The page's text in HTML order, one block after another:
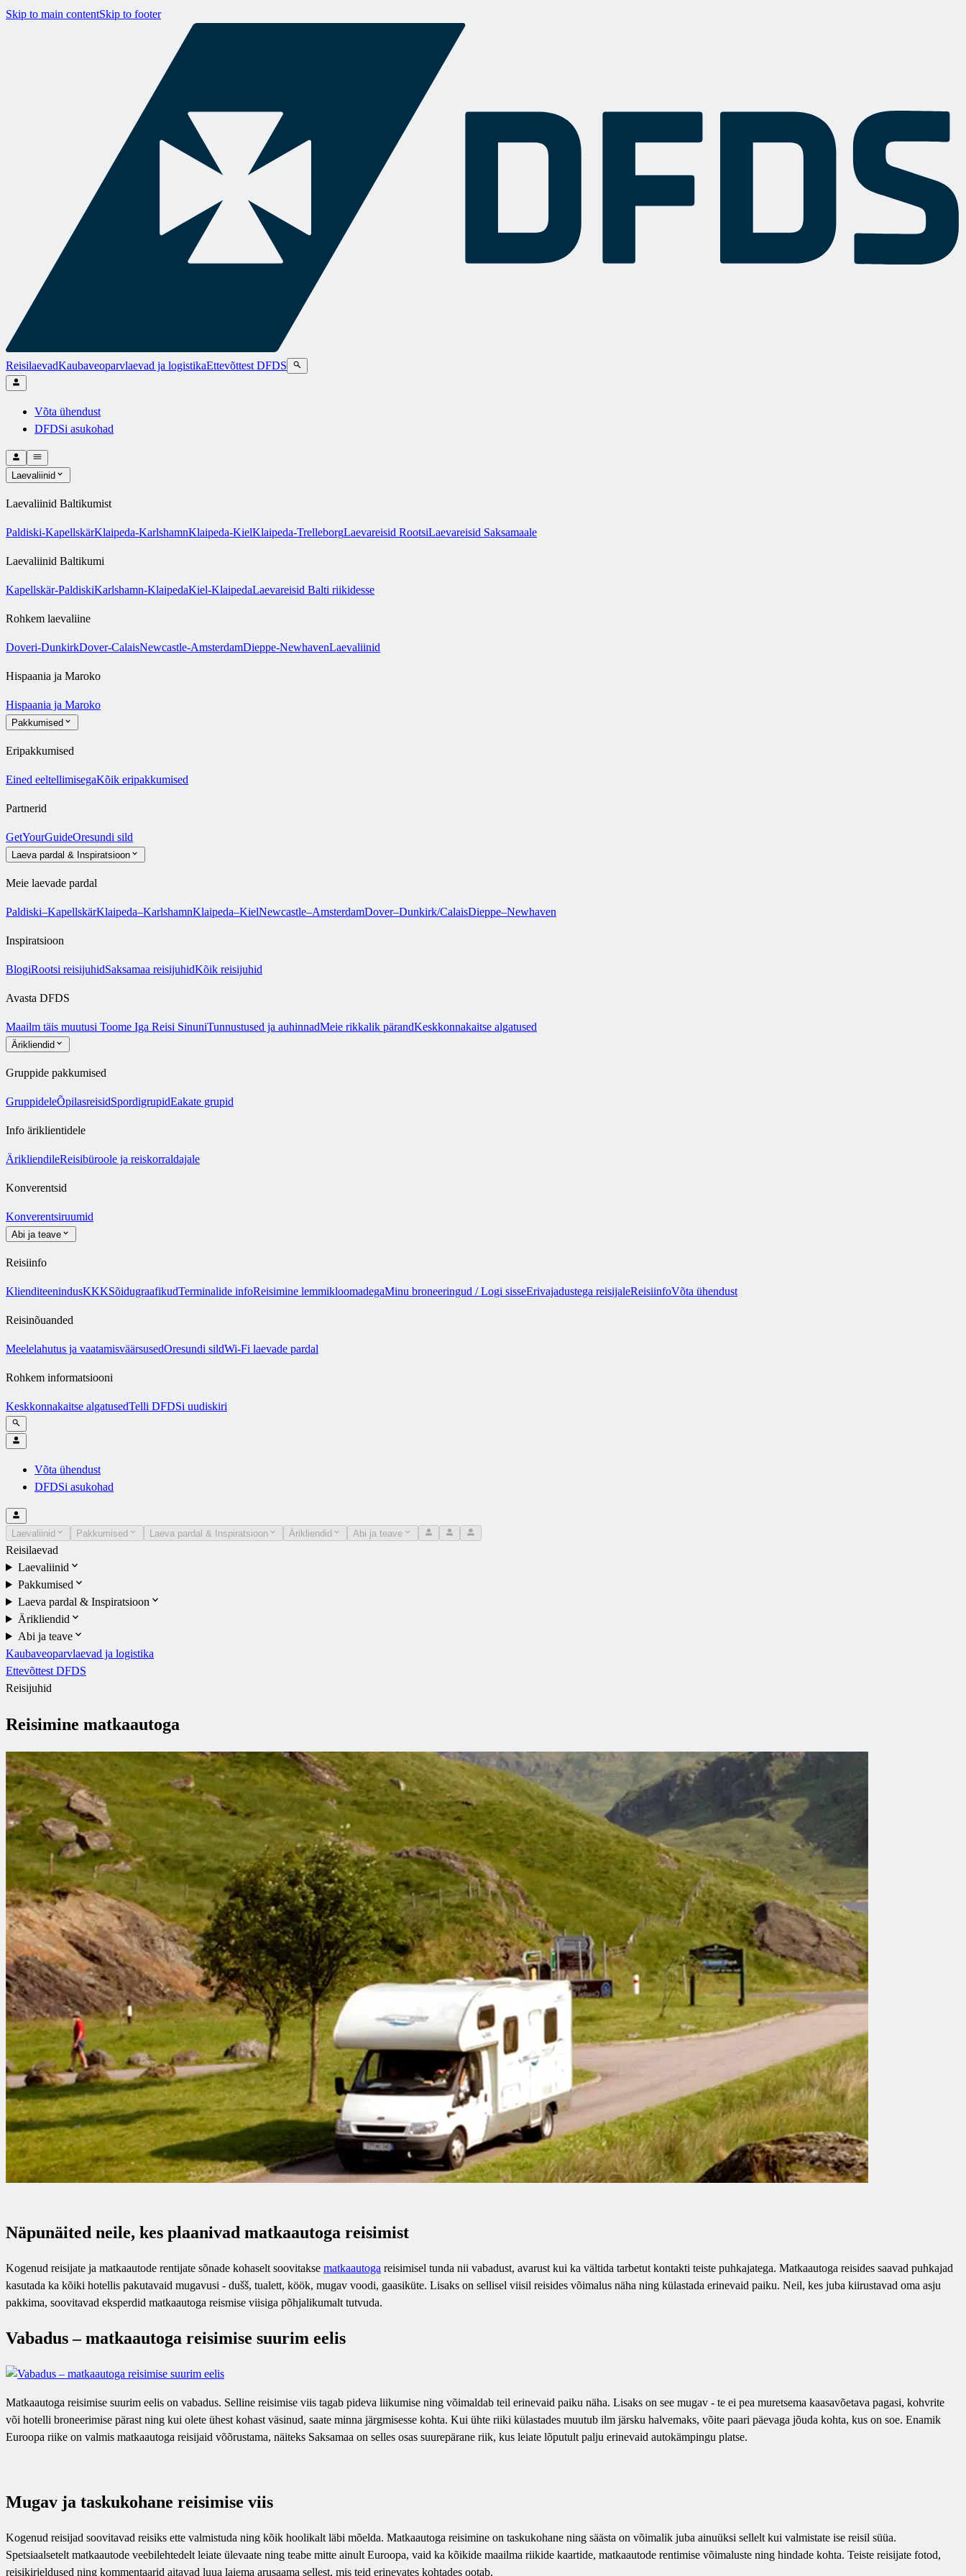
Skip to main contentSkip to footer
ReisilaevadKaubaveoparvlaevad ja logistikaEttevõttest DFDS
Võta ühendust
DFDSi asukohad
Laevaliinid
Laevaliinid Baltikumist
Paldiski-KapellskärKlaipeda-KarlshamnKlaipeda-KielKlaipeda-TrelleborgLaevareisid RootsiLaevareisid Saksamaale
Laevaliinid Baltikumi
Kapellskär-PaldiskiKarlshamn-KlaipedaKiel-KlaipedaLaevareisid Balti riikidesse
Rohkem laevaliine
Doveri-DunkirkDover-CalaisNewcastle-AmsterdamDieppe-NewhavenLaevaliinid
Hispaania ja Maroko
Hispaania ja Maroko
Pakkumised
Eripakkumised
Eined eeltellimisegaKõik eripakkumised
Partnerid
GetYourGuideOresundi sild
Laeva pardal & Inspiratsioon
Meie laevade pardal
Paldiski–KapellskärKlaipeda–KarlshamnKlaipeda–KielNewcastle–AmsterdamDover–Dunkirk/CalaisDieppe–Newhaven
Inspiratsioon
BlogiRootsi reisijuhidSaksamaa reisijuhidKõik reisijuhid
Avasta DFDS
Maailm täis muutusi Toome Iga Reisi SinuniTunnustused ja auhinnadMeie rikkalik pärandKeskkonnakaitse algatused
Ärikliendid
Gruppide pakkumised
GruppideleÕpilasreisidSpordigrupidEakate grupid
Info äriklientidele
ÄrikliendileReisibüroole ja reiskorraldajale
Konverentsid
Konverentsiruumid
Abi ja teave
Reisiinfo
KlienditeenindusKKKSõidugraafikudTerminalide infoReisimine lemmikloomadegaMinu broneeringud / Logi sisseErivajadustega reisijaleReisiinfoVõta ühendust
Reisinõuanded
Meelelahutus ja vaatamisväärsusedOresundi sildWi-Fi laevade pardal
Rohkem informatsiooni
Keskkonnakaitse algatusedTelli DFDSi uudiskiri
Võta ühendust
DFDSi asukohad
Laevaliinid Pakkumised Laeva pardal & Inspiratsioon Ärikliendid Abi ja teave
Reisilaevad
Laevaliinid
Pakkumised
Laeva pardal & Inspiratsioon
Ärikliendid
Abi ja teave
Kaubaveoparvlaevad ja logistika
Ettevõttest DFDS
Reisijuhid
Reisimine matkaautoga
Näpunäited neile, kes plaanivad matkaautoga reisimist
Kogenud reisijate ja matkaautode rentijate sõnade kohaselt soovitakse matkaautoga reisimisel tunda nii vabadust, avarust kui ka vältida tarbetut kontakti teiste puhkajatega. Matkaautoga reisides saavad puhkajad
kasutada ka kõiki hotellis pakutavaid mugavusi - dušš, tualett, köök, mugav voodi, gaasiküte. Lisaks on sellisel viisil reisides võimalus näha ning külastada erinevaid paiku. Neil, kes juba kiirustavad oma asju
pakkima, soovitavad eksperdid matkaautoga reismise viisiga põhjalikumalt tutvuda.
Vabadus – matkaautoga reisimise suurim eelis
Matkaautoga reisimise suurim eelis on vabadus. Selline reisimise viis tagab pideva liikumise ning võimaldab teil erinevaid paiku näha. Lisaks on see mugav - te ei pea muretsema kaasavõetava pagasi, kohvrite
või hotelli broneerimise pärast ning kui olete ühest kohast väsinud, saate minna järgmisesse kohta. Kui ühte riiki külastades muutub ilm järsku halvemaks, võite paari päevaga jõuda kohta, kus on soe. Enamik
Euroopa riike on valmis matkaautoga reisijaid võõrustama, näiteks Saksamaa on selles osas suurepärane riik, kus leiate lõputult palju erinevaid autokämpingu platse.
Mugav ja taskukohane reisimise viis
Kogenud reisijad soovitavad reisiks ette valmistuda ning kõik hoolikalt läbi mõelda. Matkaautoga reisimine on taskukohane ning säästa on võimalik juba ainuüksi sellelt kui valmistate ise reisil süüa.
Spetsiaalsetelt matkaautode veebilehtedelt leiate ülevaate ning teabe mitte ainult Euroopa, vaid ka kõikide maailma riikide kaartide, matkaautode rentimise võimaluste ning hindade kohta. Teiste reisijate fotod,
reisikirjeldused ning kommentaarid aitavad luua laiema arusaama sellest, mis teid erinevates kohtades ootab.